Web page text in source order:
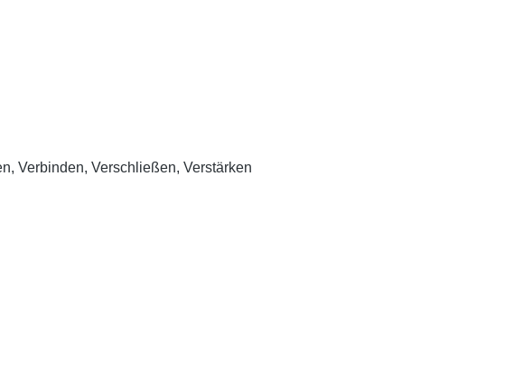
Verbinden, Verschließen, Verstärken